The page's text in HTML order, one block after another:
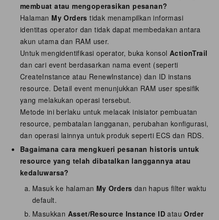
membuat atau mengoperasikan pesanan?
Halaman My Orders tidak menampilkan informasi
identitas operator dan tidak dapat membedakan antara
akun utama dan RAM user.
Untuk mengidentifikasi operator, buka konsol ActionTrail
dan cari event berdasarkan nama event (seperti
CreateInstance atau RenewInstance) dan ID instans
resource. Detail event menunjukkan RAM user spesifik
yang melakukan operasi tersebut.
Metode ini berlaku untuk melacak inisiator pembuatan
resource, pembatalan langganan, perubahan konfigurasi,
dan operasi lainnya untuk produk seperti ECS dan RDS.
Bagaimana cara mengkueri pesanan historis untuk
resource yang telah dibatalkan langgannya atau
kedaluwarsa?
Masuk ke halaman My Orders dan hapus filter waktu
default.
Masukkan Asset/Resource Instance ID atauOrder